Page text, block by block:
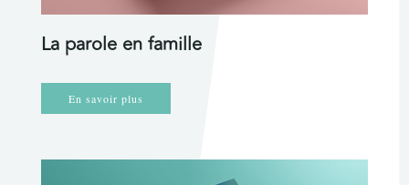
La parole en famille
En savoir plus